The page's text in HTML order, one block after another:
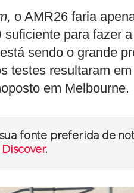
o AMR26 faria
para fazer
sendo o grande
testes resultaram
em Melbourne.
sua fonte preferida de
.